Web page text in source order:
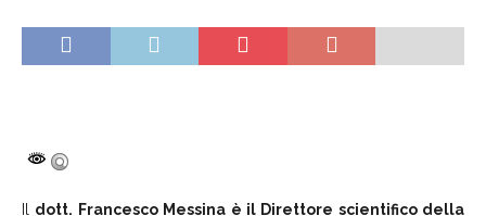
Il dott. Francesco Messina è il Direttore scientifico della